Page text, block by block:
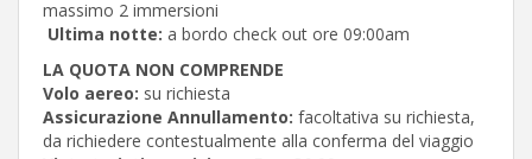
massimo 2 immersioni
Ultima notte: a bordo check out ore 09:00am
LA QUOTA NON COMPRENDE
Volo aereo: su richiesta
Assicurazione Annullamento: facoltativa su richiesta,
da richiedere contestualmente alla conferma del viaggio